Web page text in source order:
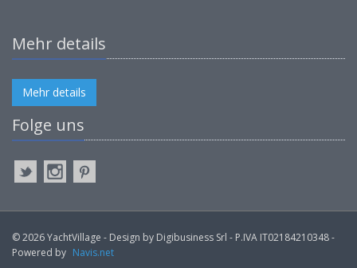
Mehr details
Mehr details
Folge uns
© 2026 YachtVillage - Design by Digibusiness Srl - P.IVA IT02184210348 -
Powered by Navis.net